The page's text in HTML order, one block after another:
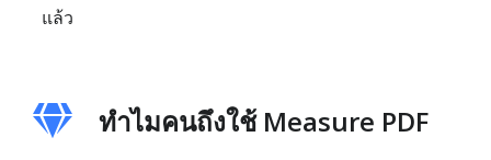
แล้ว
ทำไมคนถึงใช้ Measure PDF